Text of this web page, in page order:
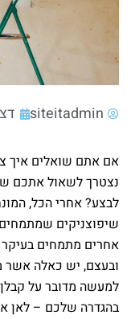
siteitadmin
אם אתם שואלים איך
נצטרך לשאול אתכם
לבצע? אחרי הכל,
שיפוצניקים
אחרים מתמחים בעיקר
ובעצם, יש כאלה אשר
למעשה מדובר על
בהגדרה שלכם – לאן